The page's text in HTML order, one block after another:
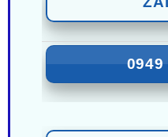
LIÊN HỆ
0949